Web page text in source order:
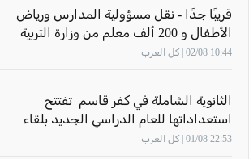
قريبًا جدًا - نقل مسؤولية المدارس ورياض
الأطفال و 200 ألف معلم من وزارة التربية
والتعليم للسلطات المحلية
10:44 02/08 | كل العرب
الثانوية الشاملة في كفر قاسم تفتتح
استعداداتها للعام الدراسي الجديد بلقاء
طلاب الصف العاشر وأولياء أمورهم
22:53 01/08 | كل العرب